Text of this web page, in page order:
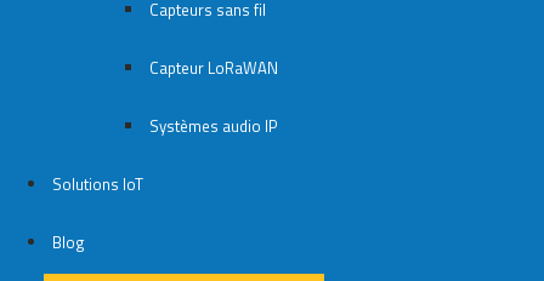
Capteurs sans fil
Capteur LoRaWAN
Systèmes audio IP
Solutions IoT
Blog